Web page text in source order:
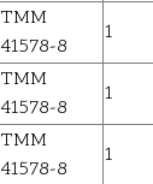
TMM
41578-8
1
TMM
41578-8
1
TMM
41578-8
1